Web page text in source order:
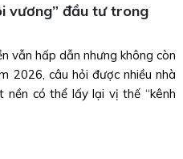
đầu tư trong
hấp dẫn nhưng không còn
2026, câu hỏi được nhiều nhà
có thể lấy lại vị thế “kênh